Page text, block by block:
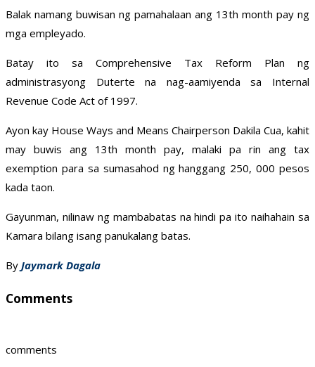
Balak namang buwisan ng pamahalaan ang 13th month pay ng
mga empleyado.
Batay ito sa Comprehensive Tax Reform Plan ng
administrasyong Duterte na nag-aamiyenda sa Internal
Revenue Code Act of 1997.
Ayon kay House Ways and Means Chairperson Dakila Cua, kahit
may buwis ang 13th month pay, malaki pa rin ang tax
exemption para sa sumasahod ng hanggang 250, 000 pesos
kada taon.
Gayunman, nilinaw ng mambabatas na hindi pa ito naihahain sa
Kamara bilang isang panukalang batas.
By Jaymark Dagala
Comments
comments